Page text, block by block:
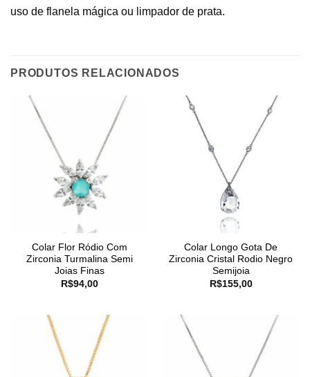
uso de flanela mágica ou limpador de prata.
PRODUTOS RELACIONADOS
Colar Flor Ródio Com
Zirconia Turmalina Semi
Joias Finas
R$94,00
Colar Longo Gota De
Zirconia Cristal Rodio Negro
Semijoia
R$155,00